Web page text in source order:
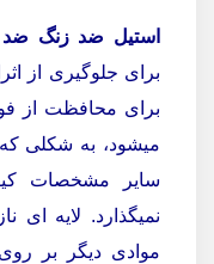
استیل ضد زنگ ضد
برای جلوگیری از
برای محافظت از
میشود، به شکلی
سایر مشخصات
نمیگذارد. لایه ای
موادی دیگر بر